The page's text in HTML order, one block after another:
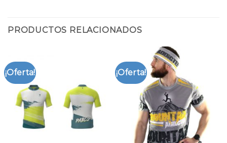
PRODUCTOS RELACIONADOS
¡Oferta! ¡Oferta!